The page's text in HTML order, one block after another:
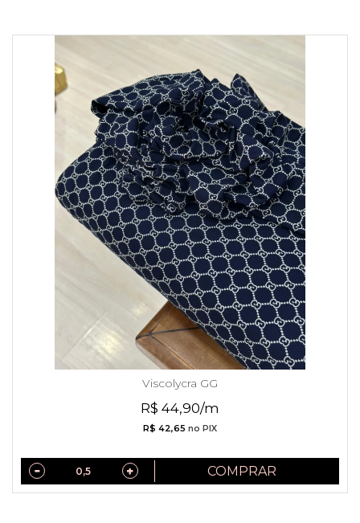
Viscolycra GG
R$ 44,90/m
R$ 42,65 no PIX
COMPRAR